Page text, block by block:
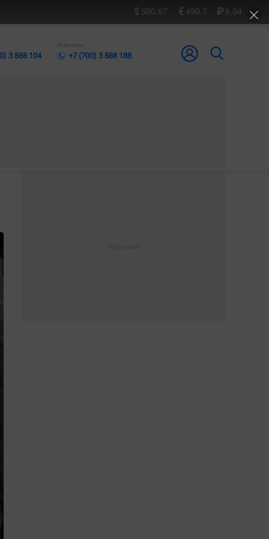
500.67 490.7 6.04
3 888 104
Жарнама
+7 (700) 3 888 188